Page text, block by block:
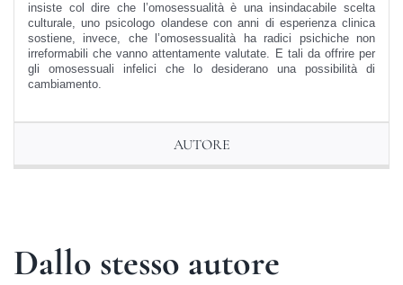
insiste col dire che l’omosessualità è una insindacabile scelta
culturale, uno psicologo olandese con anni di esperienza clinica
sostiene, invece, che l’omosessualità ha radici psichiche non
irreformabili che vanno attentamente valutate. E tali da offrire per
gli omosessuali infelici che lo desiderano una possibilità di
cambiamento.
AUTORE
Dallo stesso autore